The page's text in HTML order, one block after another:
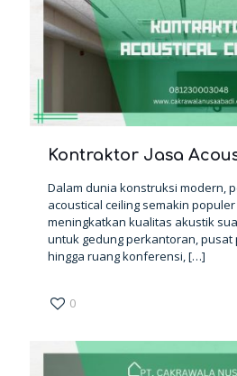
Kontraktor Jasa
Dalam dunia konstruksi modern,
acoustical ceiling semakin
meningkatkan kualitas akustik
untuk gedung perkantoran, pusat
hingga ruang konferensi, […]
0